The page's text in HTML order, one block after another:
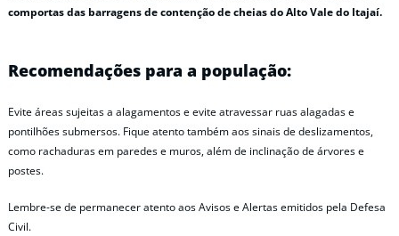
comportas das barragens de contenção de cheias do Alto Vale do Itajaí.
Recomendações para a população:
Evite áreas sujeitas a alagamentos e evite atravessar ruas alagadas e
pontilhões submersos. Fique atento também aos sinais de deslizamentos,
como rachaduras em paredes e muros, além de inclinação de árvores e
postes.
Lembre-se de permanecer atento aos Avisos e Alertas emitidos pela Defesa
Civil.